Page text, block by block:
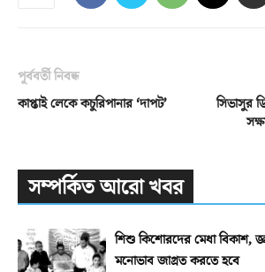
পূর্ববর্তী নিবন্ধ
কাপ্তাই লেকে কচুরিপানার ‘দাপট’
সিভাসুর
সম্পর্কিত আরো খবর
শিশু কিশোরদের মেধা বিকাশ,
মনোভাব জাগ্রত করতে হবে